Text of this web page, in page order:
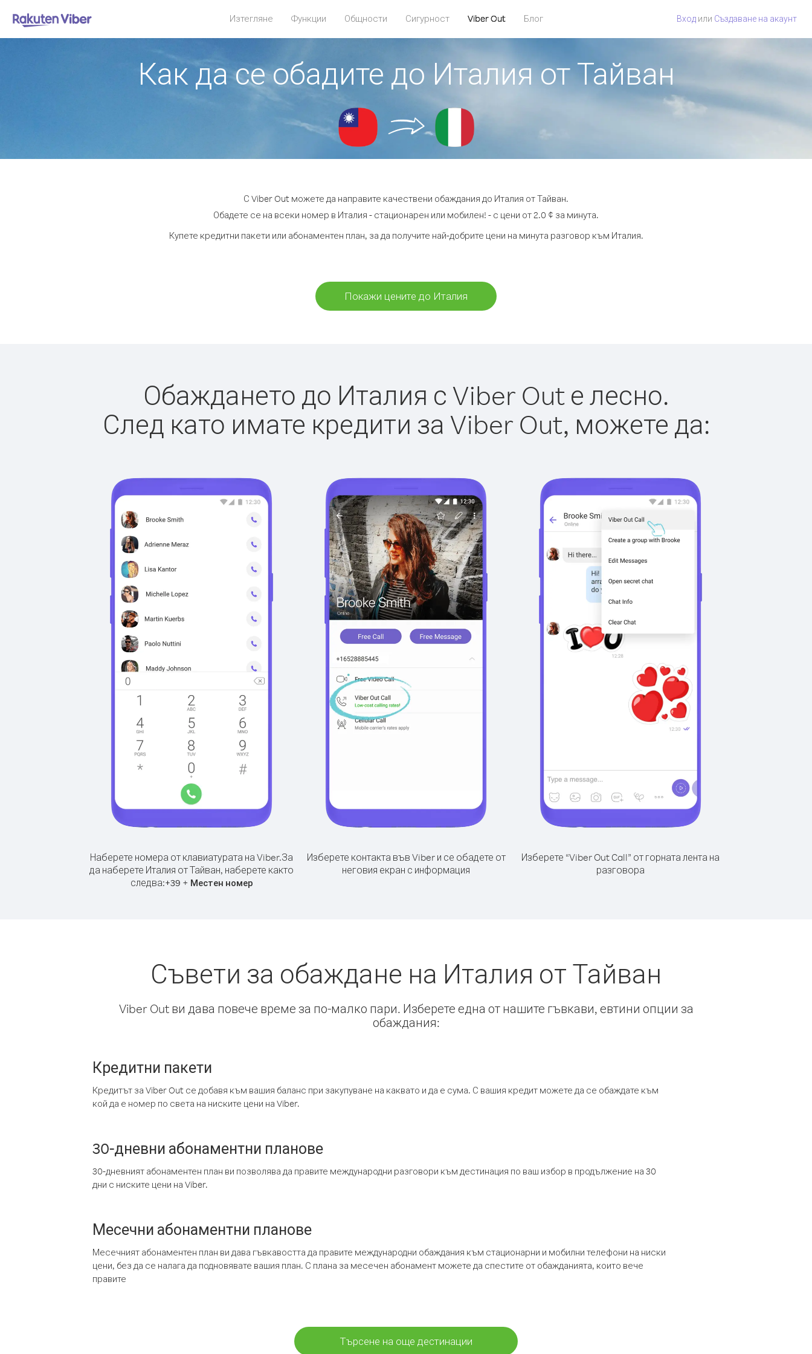
Изтегляне Функции Общности Сигурност Viber Out Блог Вход или Създаване на акаунт
Как да се обадите до Италия от Тайван
С Viber Out можете да направите качествени обаждания до Италия от Тайван.
Обадете се на всеки номер в Италия - стационарен или мобилен! - с цени от 2.0 ¢ за минута.
Купете кредитни пакети или абонаментен план, за да получите най-добрите цени на минута разговор към Италия.
Покажи цените до Италия
Обаждането до Италия с Viber Out е лесно.
След като имате кредити за Viber Out, можете да:
Наберете номера от клавиатурата на Viber.За
да наберете Италия от Тайван, наберете както
следва:+39 + Местен номер
Изберете контакта във Viber и се обадете от
неговия екран с информация
Изберете “Viber Out Call” от горната лента на
разговора
Съвети за обаждане на Италия от Тайван
Viber Out ви дава повече време за по-малко пари. Изберете една от нашите гъвкави, евтини опции за
обаждания:
Кредитни пакети
Кредитът за Viber Out се добавя към вашия баланс при закупуване на каквато и да е сума. С вашия кредит можете да се обаждате към
кой да е номер по света на ниските цени на Viber.
30-дневни абонаментни планове
30-дневният абонаментен план ви позволява да правите международни разговори към дестинация по ваш избор в продължение на 30
дни с ниските цени на Viber.
Месечни абонаментни планове
Месечният абонаментен план ви дава гъвкавостта да правите международни обаждания към стационарни и мобилни телефони на ниски
цени, без да се налага да подновявате вашия план. С плана за месечен абонамент можете да спестите от обажданията, които вече
правите
Търсене на още дестинации